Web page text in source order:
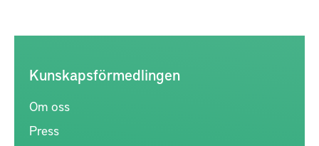
Kunskapsförmedlingen
Om oss
Press